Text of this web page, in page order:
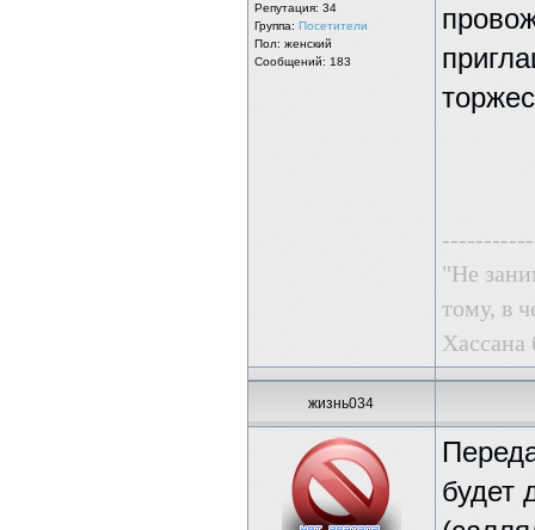
Репутация: 34
Группа: Посетители
Пол: женский
Сообщений: 183
"Не
тому, в
жизнь034
будет